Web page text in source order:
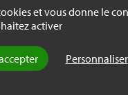
et vous donne le
activer
Personnaliser
Twitter/X
Fil RSS